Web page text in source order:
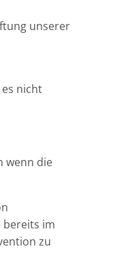
unserer
nicht
wenn die
bereits im
zu